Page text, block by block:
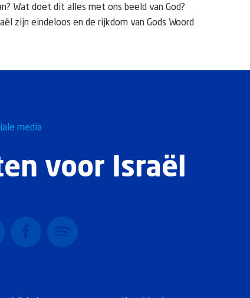
Wat doet dit alles met ons beeld van God?
zijn eindeloos en de rijkdom van Gods Woord
media
voor Israël